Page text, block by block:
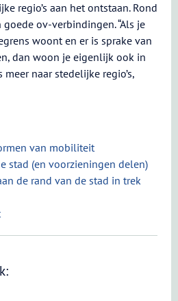
regio’s aan het ontstaan. Rond
ov-verbindingen. “Als je
woont en er is sprake van
dan woon je eigenlijk ook in
meer naar stedelijke regio’s,
van mobiliteit
stad (en voorzieningen delen)
de rand van de stad in trek